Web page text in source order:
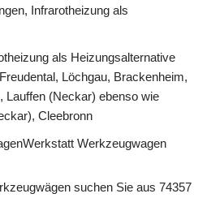
Infrarotheizung als
als Heizungsalternative
Löchgau, Brackenheim,
Lauffen (Neckar) ebenso wie
Cleebronn
Werkzeugwagen
suchen Sie aus 74357